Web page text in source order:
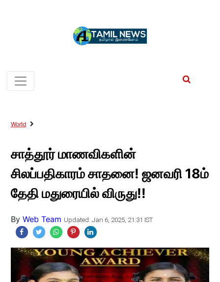
World
சாத்தூர் மாணவிகளின்
சிலப்பதிகாரம் சாதனை! ஜனவரி 18ம்
தேதி மதுரையில் விருது!!
By Web Team Updated: Jan 6, 2025, 21:31 IST